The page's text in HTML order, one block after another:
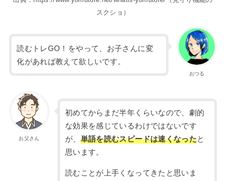
スクショ）
おつる
読むトレGO！をやって、お子さんに変
化があれば教えて欲しいです。
お父さん
初めてからまだ半年くらいなので、劇的
な効果を感じているわけではないです
が、 単語を読むスピードは速くなったと
思います。
読むことが上手くなってきたと思いま